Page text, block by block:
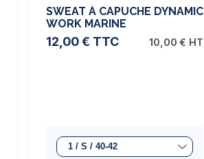
SWEAT À CAPUCHE DYNAMIC
WORK MARINE
12,00 € TTC 10,00 € HT